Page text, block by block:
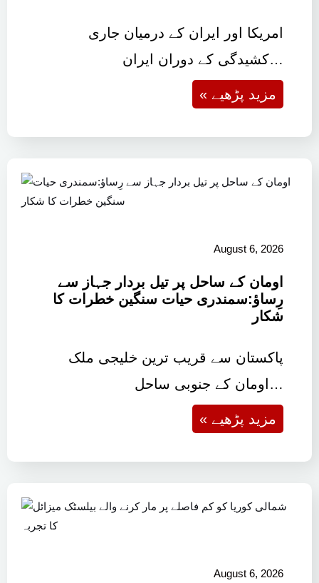
امریکا اور ایران کے درمیان جاری
کشیدگی کے دوران ایران…
« مزید پڑھیے
August 6, 2026
اومان کے ساحل پر تیل بردار جہاز سے
رِساؤ:سمندری حیات سنگین خطرات کا
شکار
پاکستان سے قریب ترین خلیجی ملک
اومان کے جنوبی ساحل…
« مزید پڑھیے
August 6, 2026